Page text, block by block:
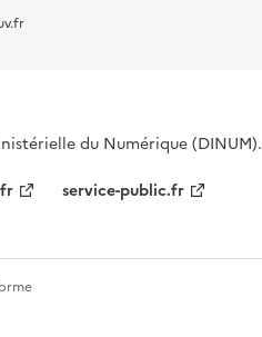
du Numérique (DINUM).
service-public.fr